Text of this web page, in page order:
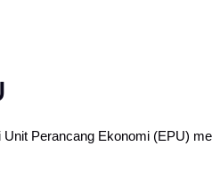
Perancang Ekonomi (EPU)